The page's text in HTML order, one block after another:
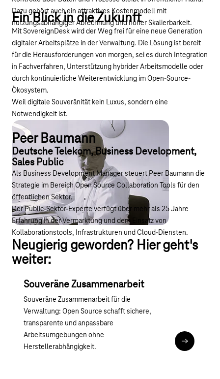
Dazu gehört auch ein attraktives Kostenmodell mit
nutzungsabhängiger Abrechnung und hoher Skalierbarkeit.
Ein Blick in die Zukunft
Mit SovereignDesk wird der Weg frei für eine neue Generation
digitaler Arbeitsplätze in der Verwaltung. Die Lösung ist bereit
für die Herausforderungen von morgen, sei es durch Integration
in Fachverfahren, Unterstützung hybrider Arbeitsmodelle oder
durch kontinuierliche Weiterentwicklung im Open-Source-
Ökosystem.
Weil digitale Souveränität kein Luxus, sondern eine
Notwendigkeit ist.
Peer Baumann
Deutsche Telekom, Business Development,
Sales Public
Als Business Development Manager steuert Peer Baumann die
Strategie im Bereich Open Source Collaboration Tools für den
öffentlichen Sektor.
Der Public-Sektor-Experte verfügt über mehr als 25 Jahre
Erfahrung in der Vermarktung und dem Einsatz von
Kollaborationstools, Infrastrukturen und Cloud-Diensten.
Neugierig geworden? Hier geht's
weiter:
Souveräne Zusammenarbeit
Souveräne Zusammenarbeit für die
Verwaltung: Open Source schafft sichere,
transparente und anpassbare
Arbeitsumgebungen ohne
Herstellerabhängigkeit.
Zu